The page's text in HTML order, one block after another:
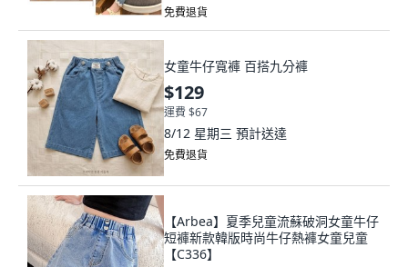
免費退貨
女童牛仔寬褲 百搭九分褲
$129
運費 $67
8/12 星期三 預計送達
免費退貨
【Arbea】夏季兒童流蘇破洞女童牛仔
短褲新款韓版時尚牛仔熱褲女童兒童
【C336】